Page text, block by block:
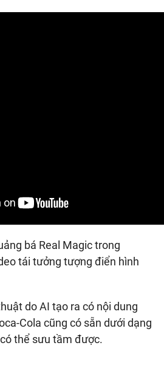
bá Real Magic trong
tái tưởng tượng điển hình
do AI tạo ra có nội dung
Cola cũng có sẵn dưới dạng
thể sưu tầm được.